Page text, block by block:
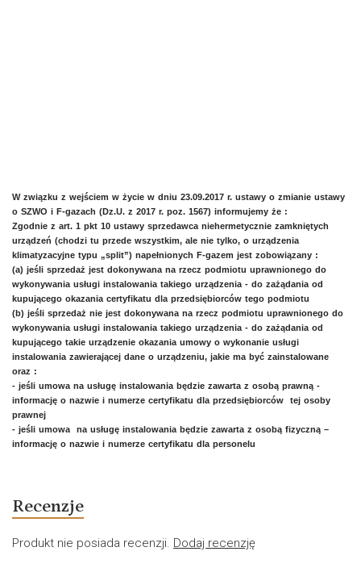
W związku z wejściem w życie w dniu 23.09.2017 r. ustawy o zmianie ustawy
o SZWO i F-gazach (Dz.U. z 2017 r. poz. 1567) informujemy że :
Zgodnie z art. 1 pkt 10 ustawy sprzedawca niehermetycznie zamkniętych
urządzeń (chodzi tu przede wszystkim, ale nie tylko, o urządzenia
klimatyzacyjne typu „split”) napełnionych F-gazem jest zobowiązany :
(a) jeśli sprzedaż jest dokonywana na rzecz podmiotu uprawnionego do
wykonywania usługi instalowania takiego urządzenia - do zażądania od
kupującego okazania certyfikatu dla przedsiębiorców tego podmiotu
(b) jeśli sprzedaż nie jest dokonywana na rzecz podmiotu uprawnionego do
wykonywania usługi instalowania takiego urządzenia - do zażądania od
kupującego takie urządzenie okazania umowy o wykonanie usługi
instalowania zawierającej dane o urządzeniu, jakie ma być zainstalowane
oraz :
- jeśli umowa na usługę instalowania będzie zawarta z osobą prawną -
informację o nazwie i numerze certyfikatu dla przedsiębiorców tej osoby
prawnej
- jeśli umowa na usługę instalowania będzie zawarta z osobą fizyczną –
informację o nazwie i numerze certyfikatu dla personelu
Recenzje
Produkt nie posiada recenzji. Dodaj recenzję